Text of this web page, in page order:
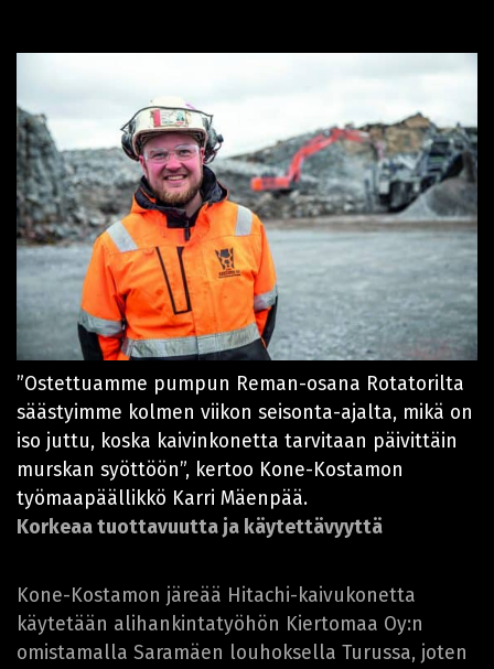
”Ostettuamme pumpun Reman-osana Rotatorilta
säästyimme kolmen viikon seisonta-ajalta, mikä on
iso juttu, koska kaivinkonetta tarvitaan päivittäin
murskan syöttöön”, kertoo Kone-Kostamon
työmaapäällikkö Karri Mäenpää.
Korkeaa tuottavuutta ja käytettävyyttä
Kone-Kostamon järeää Hitachi-kaivukonetta
käytetään alihankintatyöhön Kiertomaa Oy:n
omistamalla Saramäen louhoksella Turussa, joten